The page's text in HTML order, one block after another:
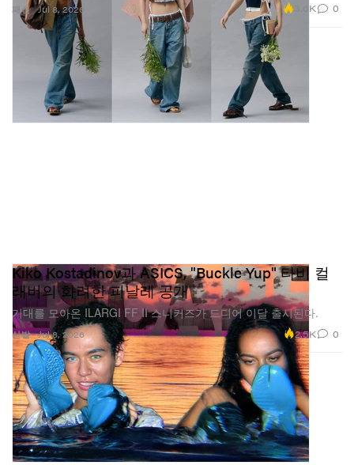
패션 Jul 8, 2026 3.6K 0
신발
Kiko Kostadinov과 ASICS, "Buckle Yup" 타비 컬
래버의 화려한 피날레 공개
기대를 모아온 ILARGI FF II 스니커즈가 드디어 이달 출시된다.
Jul 8, 2026 2.5K 0